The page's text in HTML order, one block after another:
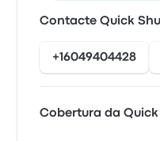
Contacte Quick
+16049404428
Cobertura da